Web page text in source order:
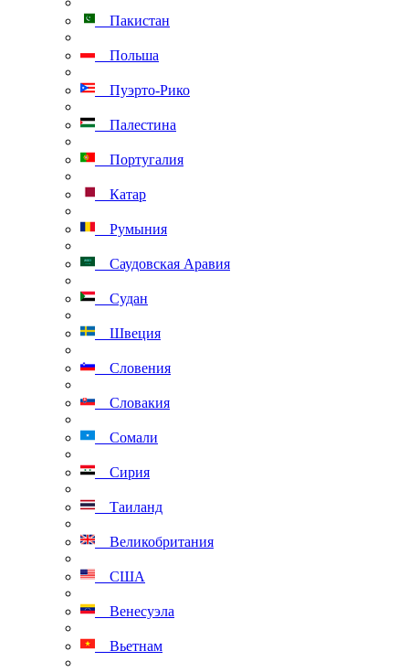
Пакистан
Польша
Пуэрто-Рико
Палестина
Португалия
Катар
Румыния
Саудовская Аравия
Судан
Швеция
Словения
Словакия
Сомали
Сирия
Таиланд
Великобритания
США
Венесуэла
Вьетнам